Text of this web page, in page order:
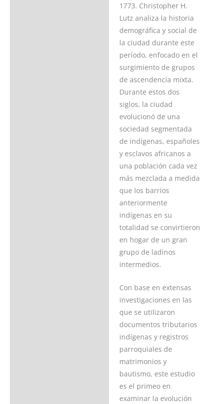
1773. Christopher H.
Lutz analiza la historia
demográfica y social de
la ciudad durante este
período, enfocado en el
surgimiento de grupos
de ascendencia mixta.
Durante estos dos
siglos, la ciudad
evolucionó de una
sociedad segmentada
de indígenas, españoles
y esclavos africanos a
una población cada vez
más mezclada a medida
que los barrios
anteriormente
indígenas en su
totalidad se convirtieron
en hogar de un gran
grupo de ladinos
intermedios.
Con base en extensas
investigaciones en las
que se utilizaron
documentos tributarios
indígenas y registros
parroquiales de
matrimonios y
bautismo, este estudio
es el primeo en
examinar la evolución